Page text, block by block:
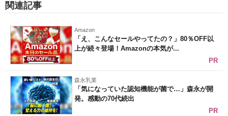
関連記事
Amazon
「え、こんなセールやってたの？」80％OFF以
上が続々登場！Amazonの本気が...
PR
森永乳業
「気になっていた認知機能が菌で…」森永が開
発。感動の70代続出
PR